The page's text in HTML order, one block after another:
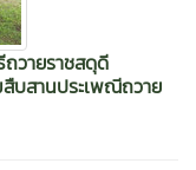
วายราชสดุดี
บสานประเพณีถวาย